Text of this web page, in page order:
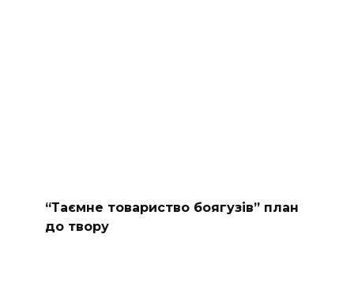
“Таємне товариство боягузів” план
до твору